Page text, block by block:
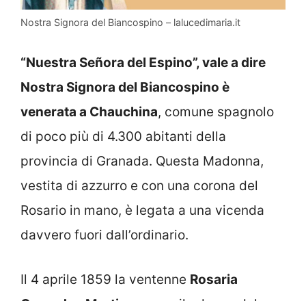
Nostra Signora del Biancospino – lalucedimaria.it
“Nuestra Señora del Espino”, vale a dire
Nostra Signora del Biancospino è
venerata a Chauchina, comune spagnolo
di poco più di 4.300 abitanti della
provincia di Granada. Questa Madonna,
vestita di azzurro e con una corona del
Rosario in mano, è legata a una vicenda
davvero fuori dall’ordinario.
Il 4 aprile 1859 la ventenne Rosaria